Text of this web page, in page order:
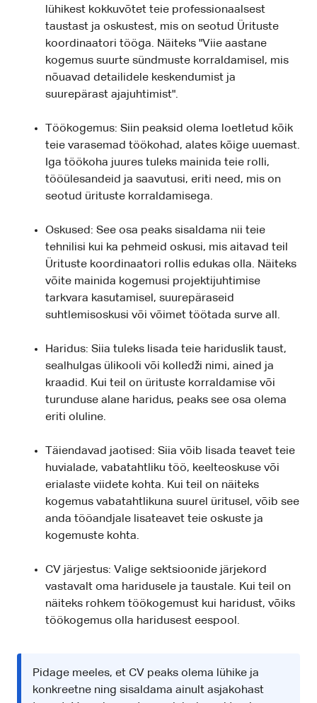
lühikest kokkuvõtet teie professionaalsest
taustast ja oskustest, mis on seotud Ürituste
koordinaatori tööga. Näiteks "Viie aastane
kogemus suurte sündmuste korraldamisel, mis
nõuavad detailidele keskendumist ja
suurepärast ajajuhtimist".
Töökogemus: Siin peaksid olema loetletud kõik
teie varasemad töökohad, alates kõige uuemast.
Iga töökoha juures tuleks mainida teie rolli,
tööülesandeid ja saavutusi, eriti need, mis on
seotud ürituste korraldamisega.
Oskused: See osa peaks sisaldama nii teie
tehnilisi kui ka pehmeid oskusi, mis aitavad teil
Ürituste koordinaatori rollis edukas olla. Näiteks
võite mainida kogemusi projektijuhtimise
tarkvara kasutamisel, suurepäraseid
suhtlemisoskusi või võimet töötada surve all.
Haridus: Siia tuleks lisada teie hariduslik taust,
sealhulgas ülikooli või kolledži nimi, ained ja
kraadid. Kui teil on ürituste korraldamise või
turunduse alane haridus, peaks see osa olema
eriti oluline.
Täiendavad jaotised: Siia võib lisada teavet teie
huvialade, vabatahtliku töö, keelteoskuse või
erialaste viidete kohta. Kui teil on näiteks
kogemus vabatahtlikuna suurel üritusel, võib see
anda tööandjale lisateavet teie oskuste ja
kogemuste kohta.
CV järjestus: Valige sektsioonide järjekord
vastavalt oma haridusele ja taustale. Kui teil on
näiteks rohkem töökogemust kui haridust, võiks
töökogemus olla haridusest eespool.
Pidage meeles, et CV peaks olema lühike ja
konkreetne ning sisaldama ainult asjakohast